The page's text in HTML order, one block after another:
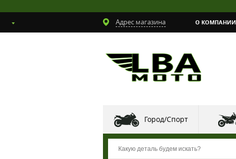
Адрес магазина О КОМПАНИИ
Город/Спорт